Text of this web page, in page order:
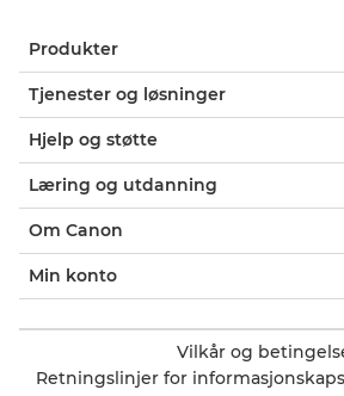
Produkter
Tjenester og løsninger
Hjelp og støtte
Læring og utdanning
Om Canon
Min konto
Vilkår og
Retningslinjer for